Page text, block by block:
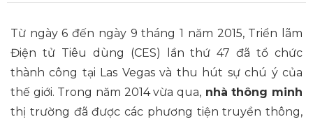
Từ ngày 6 đến ngày 9 tháng 1 năm 2015, Triển lãm
Điện tử Tiêu dùng (CES) lần thứ 47 đã tổ chức
thành công tại Las Vegas và thu hút sự chú ý của
thế giới. Trong năm 2014 vừa qua, nhà thông minh
thị trường đã được các phương tiện truyền thông,